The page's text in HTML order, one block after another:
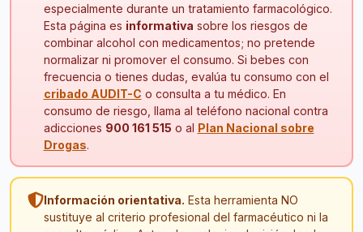
especialmente durante un tratamiento farmacológico.
Esta página es informativa sobre los riesgos de
combinar alcohol con medicamentos; no pretende
normalizar ni promover el consumo. Si bebes con
frecuencia o tienes dudas, evalúa tu consumo con el
cribado AUDIT-C o consulta a tu médico. En
consumo de riesgo, llama al teléfono nacional contra
adicciones 900 161 515 o al Plan Nacional sobre
Drogas.
Información orientativa. Esta herramienta NO
sustituye al criterio profesional del farmacéutico ni la